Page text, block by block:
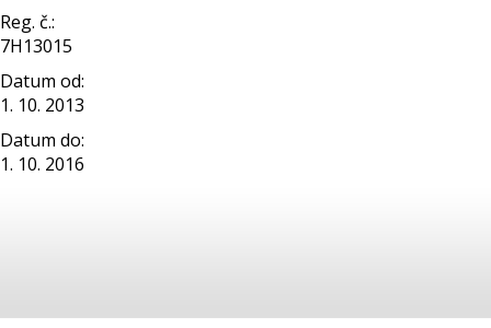
Reg. č.:
7H13015
Datum od:
1. 10. 2013
Datum do:
1. 10. 2016